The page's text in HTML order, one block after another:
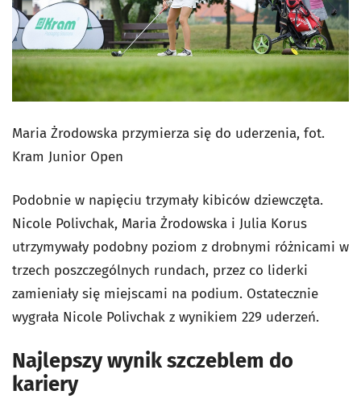
Maria Żrodowska przymierza się do uderzenia, fot.
Kram Junior Open
Podobnie w napięciu trzymały kibiców dziewczęta.
Nicole Polivchak, Maria Żrodowska i Julia Korus
utrzymywały podobny poziom z drobnymi różnicami w
trzech poszczególnych rundach, przez co liderki
zamieniały się miejscami na podium. Ostatecznie
wygrała Nicole Polivchak z wynikiem 229 uderzeń.
Najlepszy wynik szczeblem do
kariery